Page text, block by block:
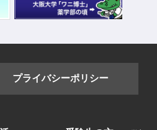
プライバシーポリシー